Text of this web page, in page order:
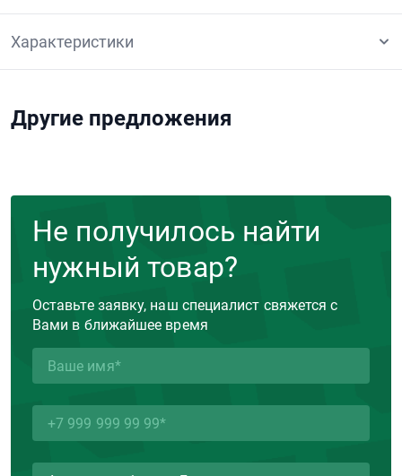
Характеристики
Другие предложения
Не получилось найти
нужный товар?
Оставьте заявку, наш специалист свяжется с
Вами в ближайшее время